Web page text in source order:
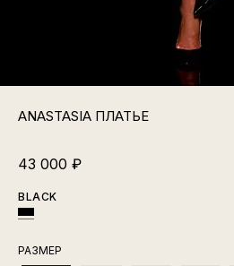
ANASTASIA ПЛАТЬЕ
43 000 ₽
BLACK
РАЗМЕР